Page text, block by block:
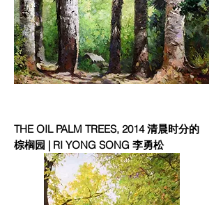
THE OIL PALM TREES, 2014 清晨时分的
棕榈园 | RI YONG SONG 李勇松